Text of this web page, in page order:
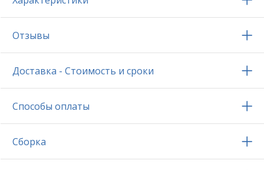
Отзывы
Доставка - Стоимость и сроки
Способы оплаты
Сборка